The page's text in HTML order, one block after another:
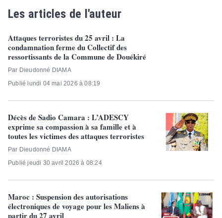
Les articles de l'auteur
Attaques terroristes du 25 avril : La
condamnation ferme du Collectif des
ressortissants de la Commune de Douékiré
Par Dieudonné DIAMA
Publié lundi 04 mai 2026 à 08:19
Décès de Sadio Camara : L’ADESCY
exprime sa compassion à sa famille et à
toutes les victimes des attaques terroristes
Par Dieudonné DIAMA
Publié jeudi 30 avril 2026 à 08:24
Maroc : Suspension des autorisations
électroniques de voyage pour les Maliens à
partir du 27 avril